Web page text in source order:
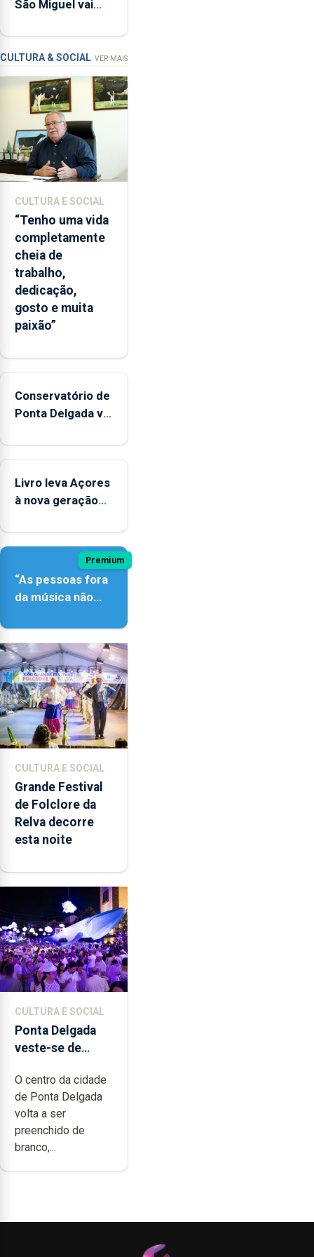
reforçar
condições
de
ensino
instituição
São Miguel vai
requalificação
CULTURA & SOCIAL VER MAIS
CULTURA E SOCIAL
“Tenho uma vida
completamente
cheia de
trabalho,
dedicação,
gosto e muita
paixão”
Conservatório de
Ponta Delgada vai
novos
Livro leva Açores
à nova geração
Premium
“As pessoas fora
da música não
quão difícil é
produzir uma
música”
CULTURA E SOCIAL
Grande Festival
de Folclore da
Relva decorre
esta noite
CULTURA E SOCIAL
Ponta Delgada
veste-se de
O centro da cidade
de Ponta Delgada
volta a ser
preenchido de
branco,...